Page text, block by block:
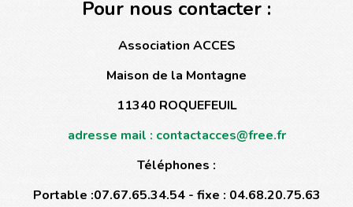
Pour nous contacter :
Association ACCES
Maison de la Montagne
11340 ROQUEFEUIL
adresse mail : contactacces@free.fr
Téléphones :
Portable :07.67.65.34.54 - fixe : 04.68.20.75.63